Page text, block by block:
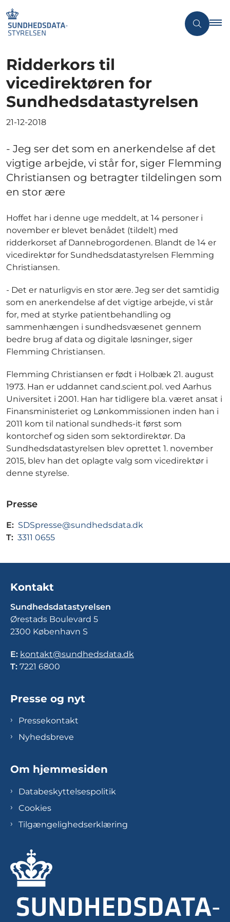
Ridderkors til
vicedirektøren for
Sundhedsdatastyrelsen
21-12-2018
- Jeg ser det som en anerkendelse af det
vigtige arbejde, vi står for, siger Flemming
Christiansen og betragter tildelingen som
en stor ære
Hoffet har i denne uge meddelt, at 14 personer i
november er blevet benådet (tildelt) med
ridderkorset af Dannebrogordenen. Blandt de 14 er
vicedirektør for Sundhedsdatastyrelsen Flemming
Christiansen.
- Det er naturligvis en stor ære. Jeg ser det samtidig
som en anerkendelse af det vigtige arbejde, vi står
for, med at styrke patientbehandling og
sammenhængen i sundhedsvæsenet gennem
bedre brug af data og digitale løsninger, siger
Flemming Christiansen.
Flemming Christiansen er født i Holbæk 21. august
1973. Han er uddannet cand.scient.pol. ved Aarhus
Universitet i 2001. Han har tidligere bl.a. været ansat i
Finansministeriet og Lønkommissionen inden han i
2011 kom til national sundheds-it først som
kontorchef og siden som sektordirektør. Da
Sundhedsdatastyrelsen blev oprettet 1. november
2015, blev han det oplagte valg som vicedirektør i
denne styrelse.
Presse
E: SDSpresse@sundhedsdata.dk
T: 3311 0655
Kontakt
Sundhedsdatastyrelsen
Ørestads Boulevard 5
2300 København S
E: kontakt@sundhedsdata.dk
T: 7221 6800
Presse og nyt
Pressekontakt
Nyhedsbreve
Om hjemmesiden
Databeskyttelsespolitik
Cookies
Tilgængelighedserklæring